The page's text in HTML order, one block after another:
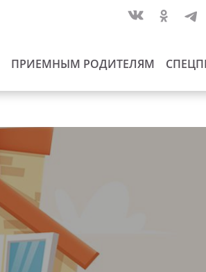
ПРИЕМНЫМ РОДИТЕЛЯМ